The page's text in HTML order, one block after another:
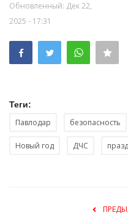
Обновленный: Дек 22,
2025 - 17:31
Теги:
Павлодар безопасность
Новый год ДЧС